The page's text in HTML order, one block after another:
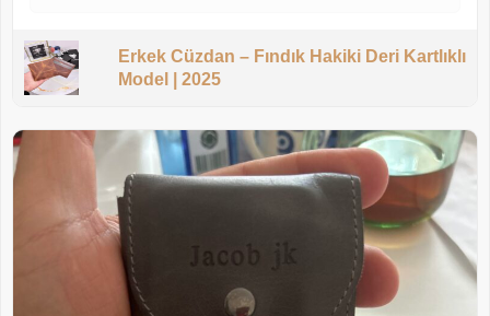
Erkek Cüzdan – Fındık Hakiki Deri Kartlıklı
Model | 2025